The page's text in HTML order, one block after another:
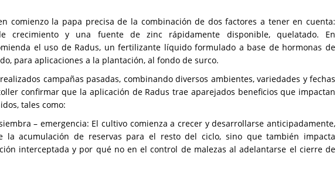
comienzo la papa precisa de la combinación de dos factores a tener en cuenta:
crecimiento y una fuente de zinc rápidamente disponible, quelatado. En
el uso de Radus, un fertilizante líquido formulado a base de hormonas de
para aplicaciones a la plantación, al fondo de surco.
campañas pasadas, combinando diversos ambientes, variedades y fechas
confirmar que la aplicación de Radus trae aparejados beneficios que impactan
tales como:
– emergencia: El cultivo comienza a crecer y desarrollarse anticipadamente,
la acumulación de reservas para el resto del ciclo, sino que también impacta
interceptada y por qué no en el control de malezas al adelantarse el cierre de